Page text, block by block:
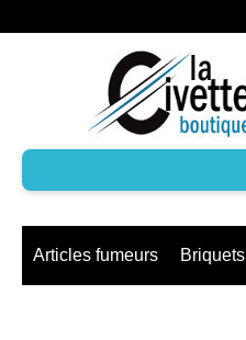
Articles fumeurs Briquets